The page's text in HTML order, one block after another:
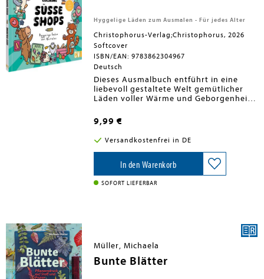
Hyggelige Läden zum Ausmalen - Für jedes Alter
Christophorus-Verlag;Christophorus, 2026
Softcover
ISBN/EAN: 9783862304967
Deutsch
Dieses Ausmalbuch entführt in eine
liebevoll gestaltete Welt gemütlicher
Läden voller Wärme und Geborgenheit.
Buchantiquariat, vom Katzen-Café bis
zur Pflanzenboutique: Jede Seite zeigt
detailreiche Szenen mit süßen
Charakteren. Die Illustrationen laden
zum Abschalten, Stressabbau und
kreativen Träumen ein und machen jede
Ausmalpause zu einem persönlichen
Wohlfühlmoment.
9,99 €
Versandkostenfrei in DE
In den Warenkorb
SOFORT LIEFERBAR
Müller, Michaela
Bunte Blätter